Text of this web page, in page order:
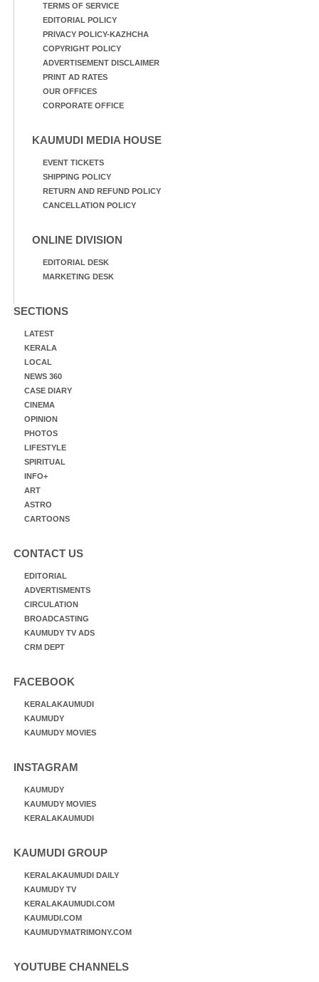
TERMS OF SERVICE
EDITORIAL POLICY
PRIVACY POLICY-KAZHCHA
COPYRIGHT POLICY
ADVERTISEMENT DISCLAIMER
PRINT AD RATES
OUR OFFICES
CORPORATE OFFICE
KAUMUDI MEDIA HOUSE
EVENT TICKETS
SHIPPING POLICY
RETURN AND REFUND POLICY
CANCELLATION POLICY
ONLINE DIVISION
EDITORIAL DESK
MARKETING DESK
SECTIONS
LATEST
KERALA
LOCAL
NEWS 360
CASE DIARY
CINEMA
OPINION
PHOTOS
LIFESTYLE
SPIRITUAL
INFO+
ART
ASTRO
CARTOONS
CONTACT US
EDITORIAL
ADVERTISMENTS
CIRCULATION
BROADCASTING
KAUMUDY TV ADS
CRM DEPT
FACEBOOK
KERALAKAUMUDI
KAUMUDY
KAUMUDY MOVIES
INSTAGRAM
KAUMUDY
KAUMUDY MOVIES
KERALAKAUMUDI
KAUMUDI GROUP
KERALAKAUMUDI DAILY
KAUMUDY TV
KERALAKAUMUDI.COM
KAUMUDI.COM
KAUMUDYMATRIMONY.COM
YOUTUBE CHANNELS